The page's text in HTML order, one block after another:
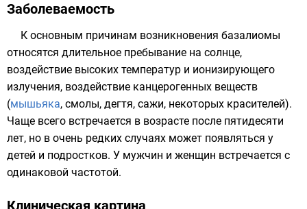
Заболеваемость
К основным причинам возникновения базалиомы
относятся длительное пребывание на солнце,
воздействие высоких температур и ионизирующего
излучения, воздействие канцерогенных веществ
(мышьяка, смолы, дегтя, сажи, некоторых красителей).
Чаще всего встречается в возрасте после пятидесяти
лет, но в очень редких случаях может появляться у
детей и подростков. У мужчин и женщин встречается с
одинаковой частотой.
Клиническая картина